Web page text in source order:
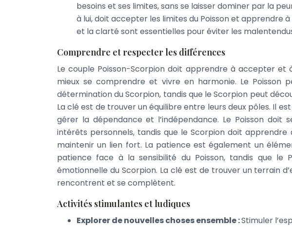
besoins et ses limites, sans se laisser dominer par la
à lui, doit accepter les limites du Poisson et apprendre
et la clarté sont essentielles pour éviter les
Comprendre et respecter les différences
Le couple Poisson-Scorpion doit apprendre à accepter et
mieux se comprendre et vivre en harmonie. Le
détermination du Scorpion, tandis que le Scorpion peut
La clé est de trouver un équilibre entre leurs deux pôles. Il
gérer la dépendance et l’indépendance. Le Poisson doit
intérêts personnels, tandis que le Scorpion doit
maintenir un lien fort. La patience est également un
patience face à la sensibilité du Poisson, tandis que le
émotionnelle du Scorpion. La clé est de trouver un terrain
rencontrent et se complètent.
Activités stimulantes et ludiques
Explorer de nouvelles choses ensemble :Stimuler